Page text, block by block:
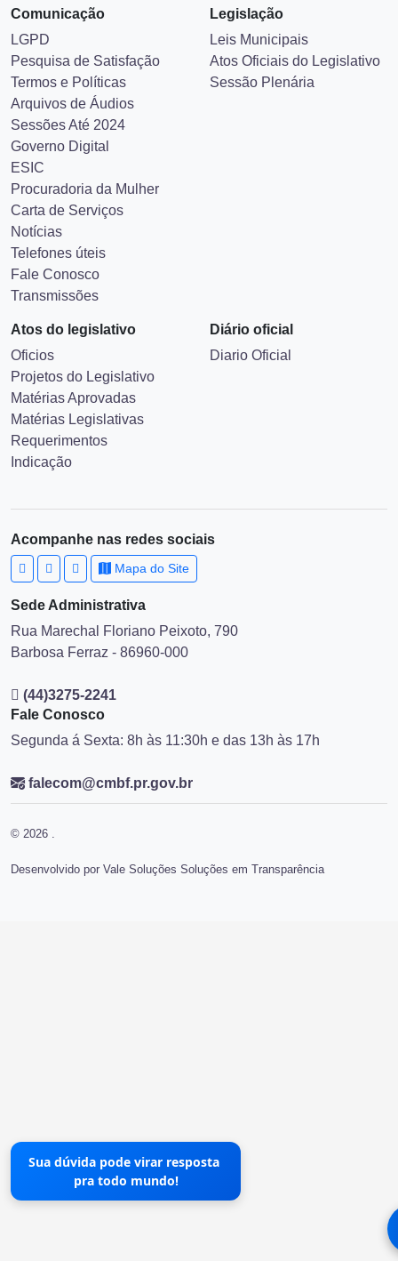
Comunicação
LGPD
Pesquisa de Satisfação
Termos e Políticas
Arquivos de Áudios
Sessões Até 2024
Governo Digital
ESIC
Procuradoria da Mulher
Carta de Serviços
Notícias
Telefones úteis
Fale Conosco
Transmissões
Legislação
Leis Municipais
Atos Oficiais do Legislativo
Sessão Plenária
Atos do legislativo
Oficios
Projetos do Legislativo
Matérias Aprovadas
Matérias Legislativas
Requerimentos
Indicação
Diário oficial
Diario Oficial
Acompanhe nas redes sociais
Mapa do Site
Sede Administrativa
Rua Marechal Floriano Peixoto, 790
Barbosa Ferraz - 86960-000
(44)3275-2241
Fale Conosco
Segunda á Sexta: 8h às 11:30h e das 13h às 17h
falecom@cmbf.pr.gov.br
© 2026 .
Desenvolvido por Vale Soluções Soluções em Transparência
Sua dúvida pode virar resposta
pra todo mundo!